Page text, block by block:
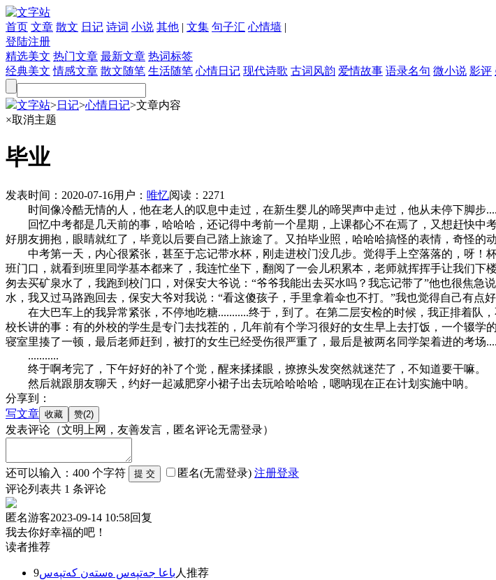
首页 文章 散文 日记 诗词 小说 其他 | 文集 句子汇 心情墙 |
登陆注册
精选美文 热门文章 最新文章 热词标签
经典美文 情感文章 散文随笔 生活随笔 心情日记 现代诗歌 古词风韵 爱情故事 语录名句 微小说 影评
文字站>日记>心情日记>文章内容
×取消主题
毕业
发表时间： 2020-07-16用户： 唯忆阅读： 2271
时间像冷酷无情的人，他在老人的叹息中走过，在新生婴儿的啼哭声中走过，他从未停下脚步
回忆中考都是几天前的事，哈哈哈，还记得中考前一个星期，上课都心不在焉了，又想赶快中
好朋友拥抱，眼睛就红了，毕竟以后要自己踏上旅途了。又拍毕业照，哈哈哈搞怪的表情，奇怪的
中考第一天，内心很紧张，甚至于忘记带水杯，刚走进校门没几步。觉得手上空落落的，呀！
班门口，就看到班里同学基本都来了，我连忙坐下，翻阅了一会儿积累本，老师就挥挥手让我们
匆去买矿泉水了，我跑到校门口，对保安大爷说：“爷爷我能出去买水吗？我忘记带了”他也很焦急
水，我又过马路跑回去，保安大爷对我说：“看这傻孩子，手里拿着伞也不打。”我也觉得自己有点
在大巴车上的我异常紧张，不停地吃糖...........终于，到了。在第二层安检的时候，我正排着队
校长讲的事：有的外校的学生是专门去找茬的，几年前有个学习很好的女生早上去打饭，一个辍
寝室里揍了一顿，最后老师赶到，被打的女生已经受伤很严重了，最后是被两名同学架着进的考场
...........
终于啊考完了，下午好好的补了个觉，醒来揉揉眼，撩撩头发突然就迷茫了，不知道要干嘛。
然后就跟朋友聊天，约好一起减肥穿小裙子出去玩哈哈哈哈，嗯呐现在正在计划实施中呐。
分享到：
写文章
发表评论 （文明上网，友善发言，匿名评论无需登录）
还可以输入： 400 个字符 匿名(无需登录) 注册登录
评论列表共 1 条评论
匿名游客2023-09-14 10:58回复
我去你好幸福的吧！
读者推荐
باعا جەتپەس ەستەن كەتپەس 9人推荐